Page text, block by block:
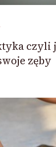
czyli
zęby